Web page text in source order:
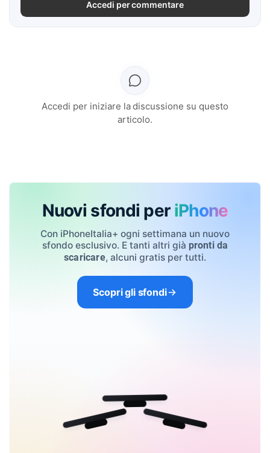
Accedi per commentare
Accedi per iniziare la discussione su questo
articolo.
Nuovi sfondi per iPhone
Con iPhoneItalia+ ogni settimana un nuovo
sfondo esclusivo. E tanti altri già pronti da
scaricare, alcuni gratis per tutti.
Scopri gli sfondi